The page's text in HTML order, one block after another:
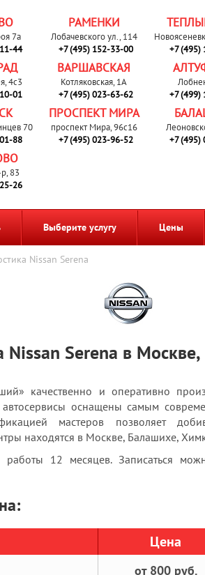
7а
44
РАМЕНКИ
Лобачевского ул., 114
+7 (495) 152-33-00
+7 (495)
4с3
01
ВАРШАВСКАЯ
Котляковская, 1А
+7 (495) 023-63-62
+7 (499)
70
88
ПРОСПЕКТ МИРА
проспект Мира, 96с16
+7 (495) 023-96-52
+7 (495)
83
26
Выберите услугу Цены
Nissan Serena
Nissan Serena в
качественно и оперативно
оснащены самым
мастеров позволяет
находятся в Москве, Балашихе,
работы 12 месяцев. Записаться
Цена
от 800 руб.